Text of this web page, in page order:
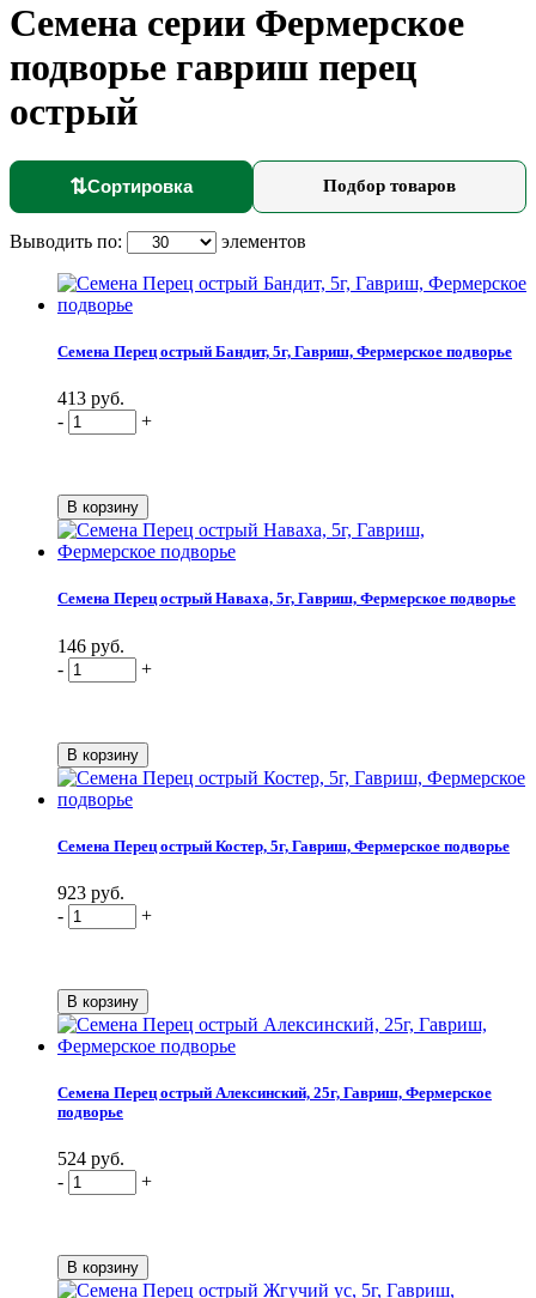
Семена серии Фермерское
подворье гавриш перец
острый
⇅Сортировка Подбор товаров
Выводить по: элементов
Семена Перец острый Бандит, 5г, Гавриш, Фермерское подворье
413 руб.
-
+
Семена Перец острый Наваха, 5г, Гавриш, Фермерское подворье
146 руб.
-
+
Семена Перец острый Костер, 5г, Гавриш, Фермерское подворье
923 руб.
-
+
Семена Перец острый Алексинский, 25г, Гавриш, Фермерское
подворье
524 руб.
-
+